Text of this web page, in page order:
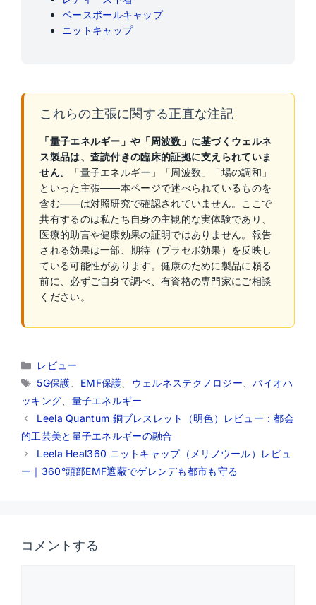
ベースボールキャップ
ニットキャップ
これらの主張に関する正直な注記
「量子エネルギー」や「周波数」に基づくウェルネ
ス製品は、査読付きの臨床的証拠に支えられていま
せん。
「量子エネルギー」「周波数」「場の調和」
といった主張——本ページで述べられているものを
含む——は対照研究で確認されていません。ここで
共有するのは私たち自身の主観的な実体験であり、
医療的助言や健康効果の証明ではありません。報告
される効果は一部、期待（プラセボ効果）を反映し
ている可能性があります。健康のために製品に頼る
前に、必ずご自身で調べ、有資格の専門家にご相談
ください。
カ
テ
リ
ー
レビュー
タ
グ
5G保護 EMF保護 ウェルネステクノロジー 、バイオハ
ッキング
量子エネルギー
Leela Quantum 銅ブレスレット（明色）レビュー：都会
的工芸美と量子エネルギーの融合
Leela Heal360 ニットキャップ（メリノウール）レビュ
ー｜360°頭部EMF遮蔽でゲレンデも都市も守る
コメントする